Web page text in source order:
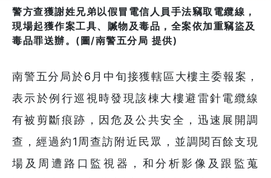
警方查獲謝姓兄弟以假冒電信人員手法竊取電纜線，
現場起獲作案工具、贓物及毒品，全案依加重竊盜及
毒品罪送辦。(圖/南警五分局 提供)
南警五分局於6月中旬接獲轄區大樓主委報案，
表示於例行巡視時發現該棟大樓避雷針電纜線
有被剪斷痕跡，因危及公共安全，迅速展開調
查，經過約1周查訪附近民眾，並調閱百餘支現
場及周遭路口監視器，和分析影像及跟監蒐